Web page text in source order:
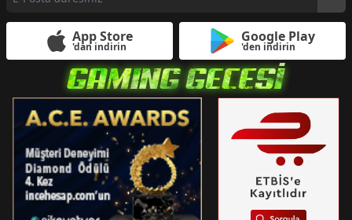
App Store
'dan indirin
Google Play
'den indirin